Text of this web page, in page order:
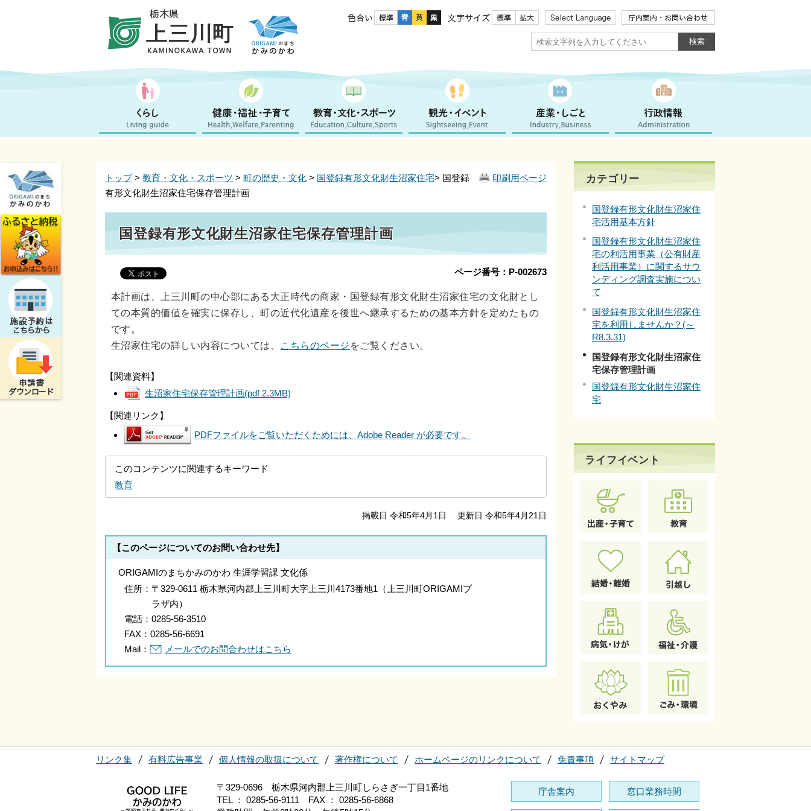
色合い 文字サイズ
印刷用ページ
トップ> 教育・文化・スポーツ > 町の歴史・文化 > 国登録有形文化財生沼家住宅> 国登録
有形文化財生沼家住宅保存管理計画
国登録有形文化財生沼家住宅保存管理計画
ページ番号：P-002673
本計画は、上三川町の中心部にある大正時代の商家・国登録有形文化財生沼家住宅の文化財とし
ての本質的価値を確実に保存し、町の近代化遺産を後世へ継承するための基本方針を定めたもの
です。
生沼家住宅の詳しい内容については、 こちらのページ をご覧ください。
【関連資料】
生沼家住宅保存管理計画(pdf 2.3MB)
【関連リンク】
PDFファイルをご覧いただくためには、Adobe Reader が必要です。
このコンテンツに関連するキーワード
教育
掲載日 令和5年4月1日 更新日 令和5年4月21日
【このページについてのお問い合わせ先】
ORIGAMIのまちかみのかわ 生涯学習課 文化係
住所： 〒329-0611 栃木県河内郡上三川町大字上三川4173番地1（上三川町ORIGAMIプ
ラザ内）
電話： 0285-56-3510
FAX： 0285-56-6691
Mail：
メールでのお問合わせはこちら
カテゴリー
国登録有形文化財生沼家住
宅活用基本方針
国登録有形文化財生沼家住
宅の利活用事業（公有財産
利活用事業）に関するサウ
ンディング調査実施につい
て
国登録有形文化財生沼家住
宅を利用しませんか？(～
R8.3.31)
国登録有形文化財生沼家住
宅保存管理計画
国登録有形文化財生沼家住
宅
ライフイベント
リンク集 有料広告事業 個人情報の取扱について 著作権について ホームページのリンクについて 免責事項 サイトマップ
〒329-0696 栃木県河内郡上三川町しらさぎ一丁目1番地
TEL ： 0285-56-9111 FAX ： 0285-56-6868
庁舎案内 窓口業務時間